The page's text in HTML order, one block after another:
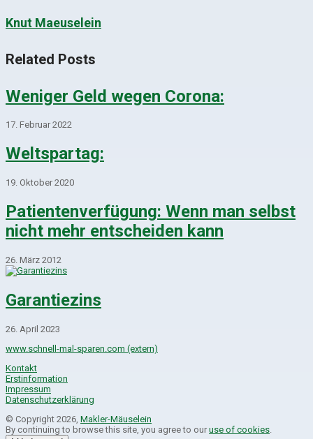
Knut Maeuselein
Related Posts
Weniger Geld wegen Corona:
17. Februar 2022
Weltspartag:
19. Oktober 2020
Patientenverfügung: Wenn man selbst
nicht mehr entscheiden kann
26. März 2012
Garantiezins
26. April 2023
www.schnell-mal-sparen.com (extern)
Kontakt
Erstinformation
Impressum
Datenschutzerklärung
© Copyright 2026, Makler-Mäuselein
By continuing to browse this site, you agree to our use of cookies